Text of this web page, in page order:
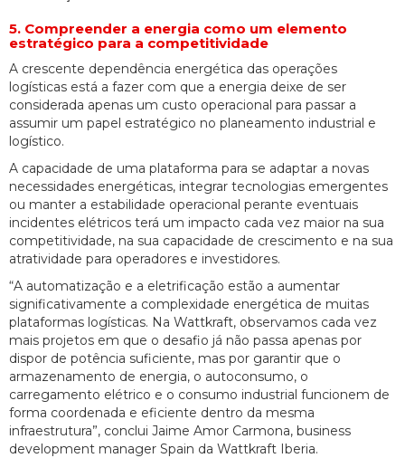
5. Compreender a energia como um elemento
estratégico para a competitividade
A crescente dependência energética das operações
logísticas está a fazer com que a energia deixe de ser
considerada apenas um custo operacional para passar a
assumir um papel estratégico no planeamento industrial e
logístico.
A capacidade de uma plataforma para se adaptar a novas
necessidades energéticas, integrar tecnologias emergentes
ou manter a estabilidade operacional perante eventuais
incidentes elétricos terá um impacto cada vez maior na sua
competitividade, na sua capacidade de crescimento e na sua
atratividade para operadores e investidores.
“A automatização e a eletrificação estão a aumentar
significativamente a complexidade energética de muitas
plataformas logísticas. Na Wattkraft, observamos cada vez
mais projetos em que o desafio já não passa apenas por
dispor de potência suficiente, mas por garantir que o
armazenamento de energia, o autoconsumo, o
carregamento elétrico e o consumo industrial funcionem de
forma coordenada e eficiente dentro da mesma
infraestrutura”, conclui Jaime Amor Carmona, business
development manager Spain da Wattkraft Iberia.